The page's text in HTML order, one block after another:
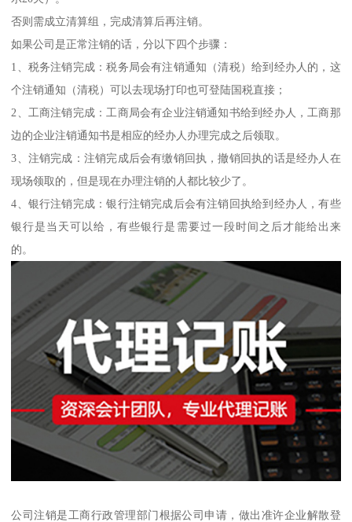
否则需成立清算组，完成清算后再注销。
如果公司是正常注销的话，分以下四个步骤：
1、税务注销完成：税务局会有注销通知（清税）给到经办人的，这
个注销通知（清税）可以去现场打印也可登陆国税直接；
2、工商注销完成：工商局会有企业注销通知书给到经办人，工商那
边的企业注销通知书是相应的经办人办理完成之后领取。
3、注销完成：注销完成后会有缴销回执，撤销回执的话是经办人在
现场领取的，但是现在办理注销的人都比较少了。
4、银行注销完成：银行注销完成后会有注销回执给到经办人，有些
银行是当天可以给，有些银行是需要过一段时间之后才能给出来
的。
公司注销是工商行政管理部门根据公司申请，做出准许企业解散登